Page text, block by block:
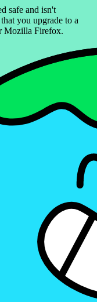
safe and isn't
you upgrade to a
Mozilla Firefox.